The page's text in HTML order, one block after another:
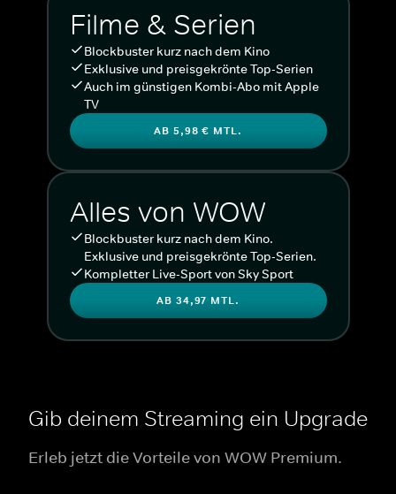
Filme & Serien
Blockbuster kurz nach dem Kino
Exklusive und preisgekrönte Top-Serien
Auch im günstigen Kombi-Abo mit Apple
TV
AB 5,98 € MTL.
Alles von WOW
Blockbuster kurz nach dem Kino.
Exklusive und preisgekrönte Top-Serien.
Kompletter Live-Sport von Sky Sport
AB 34,97 MTL.
Gib deinem Streaming ein Upgrade
Erleb jetzt die Vorteile von WOW Premium.